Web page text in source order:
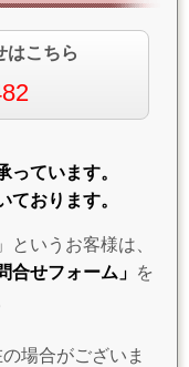
せはこちら
っています。
おります。
というお客様は、
合せフォーム」 を
場合がございま